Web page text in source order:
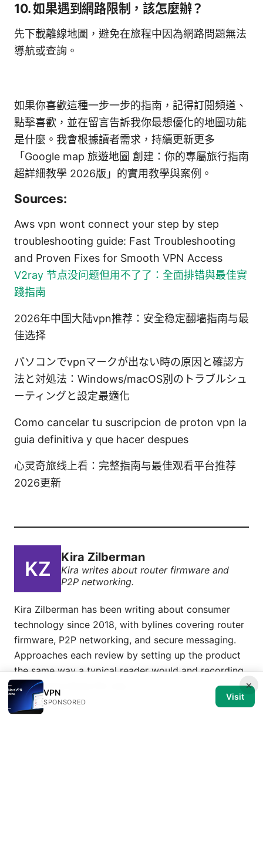
10. 如果遇到網路限制，該怎麼辦？
先下載離線地圖，避免在旅程中因為網路問題無法
導航或查詢。
如果你喜歡這種一步一步的指南，記得訂閱頻道、
點擊喜歡，並在留言告訴我你最想優化的地圖功能
是什麼。我會根據讀者需求，持續更新更多
「Google map 旅遊地圖 創建：你的專屬旅行指南
超詳細教學 2026版」的實用教學與案例。
Sources:
Aws vpn wont connect your step by step
troubleshooting guide: Fast Troubleshooting
and Proven Fixes for Smooth VPN Access
V2ray 节点没问题但用不了了：全面排错與最佳實
踐指南
2026年中国大陆vpn推荐：安全稳定翻墙指南与最
佳选择
パソコンでvpnマークが出ない時の原因と確認方
法と対処法：Windows/macOS別のトラブルシュ
ーティングと設定最適化
Como cancelar tu suscripcion de proton vpn la
guia definitiva y que hacer despues
心灵奇旅线上看：完整指南与最佳观看平台推荐
2026更新
Kira Zilberman
Kira writes about router firmware and
P2P networking.
Kira Zilberman has been writing about consumer
technology since 2018, with bylines covering router
firmware, P2P networking, and secure messaging.
Approaches each review by setting up the product
the same way a typical reader would and recording
every snag along the way.
×
VPN
SPONSORED
Visit